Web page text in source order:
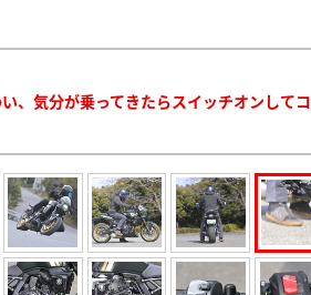
、気分が乗ってきたらスイッチオンしてコ